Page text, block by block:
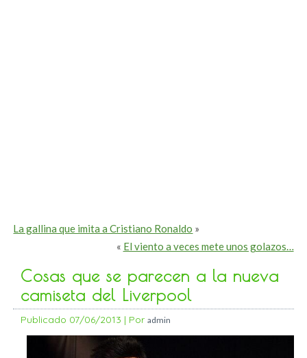
La gallina que imita a Cristiano Ronaldo »
« El viento a veces mete unos golazos…
Cosas que se parecen a la nueva
camiseta del Liverpool
Publicado 07/06/2013 | Por admin